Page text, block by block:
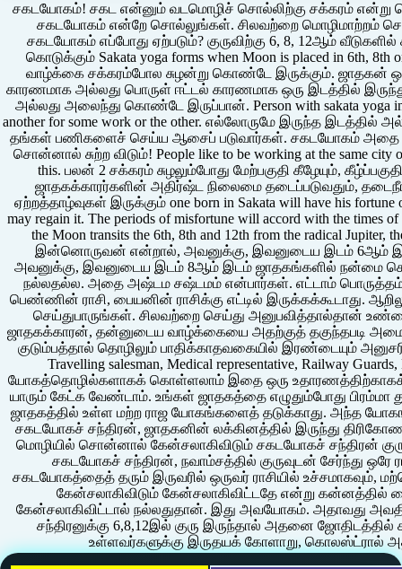
சகடயோகம்! சகட என்னும் வடமொழிச் சொல்லிற்கு சக்கரம் என்று
சகடயோகம் என்றே சொல்லுங்கள். சிலவற்றை மொழிமாற்றம்
சகடயோகம் எப்போது ஏற்படும்? குருவிற்கு 6, 8, 12ஆம்
கொடுக்கும் Sakata yoga forms when Moon is placed in 6th,
வாழ்க்கை சக்கரம்போல சுழன்று கொண்டே இருக்கும். ஜாதகன்
காரணமாக அல்லது பொருள் ஈட்டல் காரணமாக ஒரு இடத்தில்
அல்லது அலைந்து கொண்டே இருப்பான். Person with sakata yoga in
another for some work or the other. எல்லோருமே இருந்த
தங்கள் பணிகளைச் செய்ய ஆசைப் படுவார்கள். சகடயோகம் அதை
சொன்னால் சுற்ற விடும்! People like to be working at the same city
this. பலன் 2 சக்கரம் சுழலும்போது மேற்பகுதி கீழேயும்,
ஜாதகக்காரர்களின் அதிர்ஷ்ட நிலைமை தடைப்படுவதும்,
ஏற்றத்தாழ்வுகள் இருக்கும் one born in Sakata will have his fortune
may regain it. The periods of misfortune will accord with the times
the Moon transits the 6th, 8th and 12th from the radical Jupiter,
இன்னொருவன் என்றால், அவனுக்கு, இவனுடைய இடம் 6ஆம்
அவனுக்கு, இவனுடைய இடம் 8ஆம் இடம் ஜாதகங்களில் நன்மை
நல்லதல்ல. அதை அஷ்டம சஷ்டமம் என்பார்கள். எட்டாம் பொருத்தம்
பெண்ணின் ராசி, பையனின் ராசிக்கு எட்டில் இருக்கக்கூடாது.
செய்துபாருங்கள். சிலவற்றை செய்து அனுபவித்தால்தான்
ஜாதகக்காரன், தன்னுடைய வாழ்க்கையை அதற்குத் தகுந்தபடி
குடும்பத்தால் தொழிலும் பாதிக்காதவகையில் இரண்டையும்
Travelling salesman, Medical representative, Railway
யோகத்தொழில்களாகக் கொள்ளலாம் இதை ஒரு
யாரும் கேட்க வேண்டாம். உங்கள் ஜாதகத்தை எழுதும்போது
ஜாதகத்தில் உள்ள மற்ற ராஜ யோகங்களைத் தடுக்காது. அந்த
சகடயோகச் சந்திரன், ஜாதகனின் லக்கினத்தில் இருந்து
மொழியில் சொன்னால் கேன்சலாகிவிடும் சகடயோகச் சந்திரன்
சகடயோகச் சந்திரன், நவாம்சத்தில் குருவுடன் சேர்ந்து ஒரே
சகடயோகத்தைத் தரும் இருவரில் ஒருவர் ராசியில் உச்சமாகவும்,
கேன்சலாகிவிடும் கேன்சலாகிவிட்டதே என்று
கேன்சலாகிவிட்டால் நல்லதுதான். இது அவயோகம். அதாவது
சந்திரனுக்கு 6,8,12இல் குரு இருந்தால் அதனை
உள்ளவர்களுக்கு இருதயக் கோளாறு, கொலஸ்ட்ரால்